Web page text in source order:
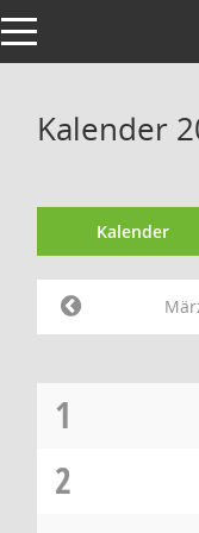
Toggle navigation
Kalender
Kalender
1
2